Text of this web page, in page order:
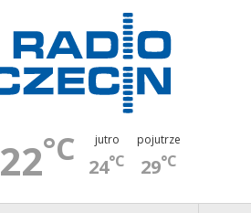
22°C jutro
24°C
pojutrze
29°C